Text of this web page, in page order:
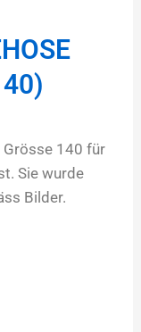
140 für
Sie wurde
Bilder.